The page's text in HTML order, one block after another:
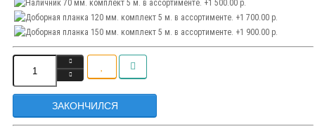
ЗАКОНЧИЛСЯ